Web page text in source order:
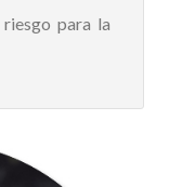
para la